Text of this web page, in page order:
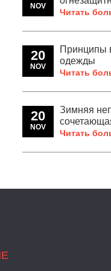
NOV
Читать
20
NOV
Принципы
одежды
Читать
20
NOV
Зимняя
Читать